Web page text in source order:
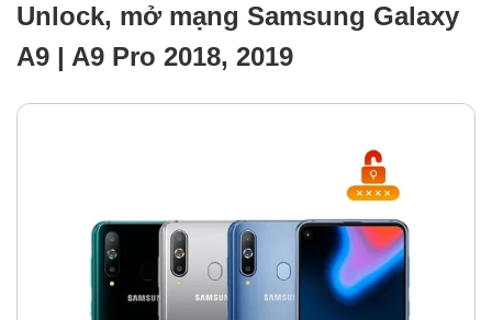
Dịch vụ sửa chữa
Thay loa Thay kính lưng Thay vỏ Thay chân sạc
Màn hình iPhone Màn hình Samsung Màn hình Oppo
Màn hình Xiaomi Màn hình Realme Màn hình Vivo
Màn hình Vsmart Màn hình Google Pixel
Unlock, mở mạng Samsung Galaxy
A9 | A9 Pro 2018, 2019